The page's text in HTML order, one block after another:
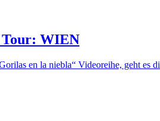
WIEN
en la niebla“ Videoreihe, geht es